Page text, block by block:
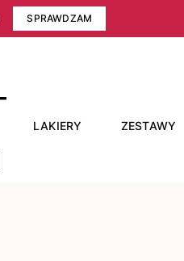
SPRAWDZAM
LAKIERY ZESTAWY